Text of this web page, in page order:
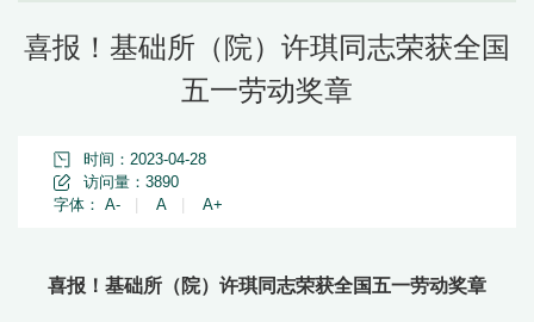
喜报！基础所（院）许琪同志荣获全国
五一劳动奖章
时间：2023-04-28
访问量： 3890
字体： A- A A+
喜报！基础所（院）许琪同志荣获全国五一劳动奖章